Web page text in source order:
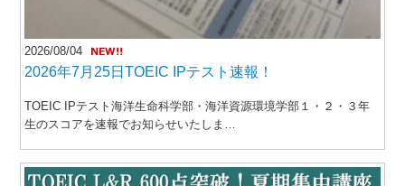
2026/08/04
2026年7月25日TOEIC IPテスト速報！
TOEIC IPテスト海洋生命科学部・海洋資源環境学部１・２・３年
生のスコアを速報でお知らせいたしま…